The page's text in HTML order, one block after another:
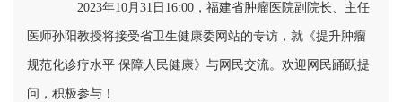
2023年10月31日16:00，福建省肿瘤医院副院长、主任
医师孙阳教授将接受省卫生健康委网站的专访，就《提升肿瘤
规范化诊疗水平 保障人民健康》与网民交流。欢迎网民踊跃提
问，积极参与！